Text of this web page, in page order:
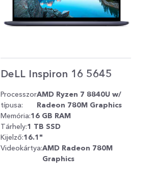
DeLL Inspiron 16 5645
Processzor
típusa:
AMD Ryzen 7 8840U w/
Radeon 780M Graphics
Memória:16 GB RAM
Tárhely:1 TB SSD
Kijelző:16.1"
Videokártya:AMD Radeon 780M
Graphics